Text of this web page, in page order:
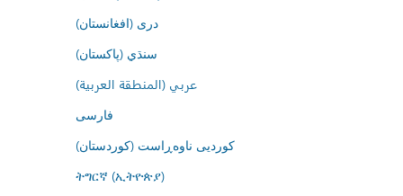
درى (افغانستان)
سنڌي (پاکستان)
عربي (المنطقة العربية)
فارسى
کوردیی ناوەڕاست (کوردستان)
ትግርኛ (ኢትዮጵያ)